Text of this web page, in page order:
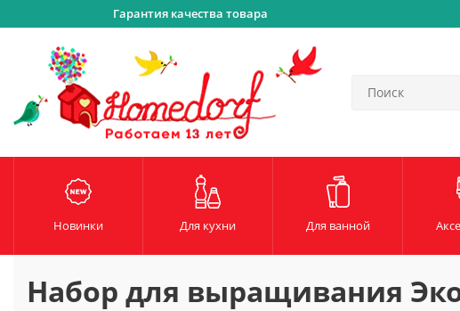
Гарантия качества товара
Новинки Для кухни Для ванной
Набор для выращивания